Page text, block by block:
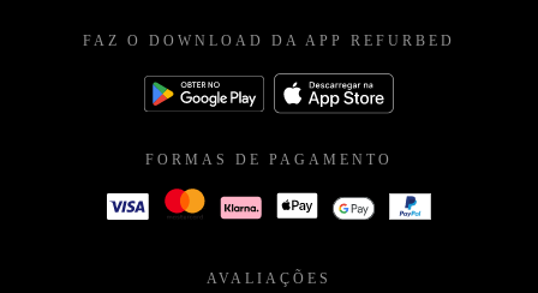
FAZ O DOWNLOAD DA APP REFURBED
FORMAS DE PAGAMENTO
AVALIAÇÕES